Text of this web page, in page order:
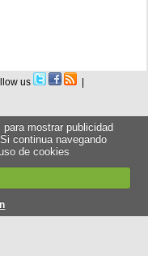
us |
mostrar publicidad
continua navegando
de cookies